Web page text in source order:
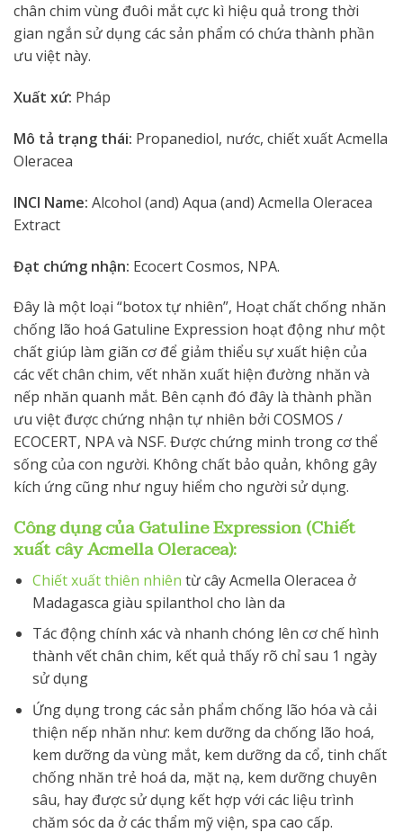
chân chim vùng đuôi mắt cực kì hiệu quả trong thời
gian ngắn sử dụng các sản phẩm có chứa thành phần
ưu việt này.
Xuất xứ: Pháp
Mô tả trạng thái: Propanediol, nước, chiết xuất Acmella
Oleracea
INCI Name: Alcohol (and) Aqua (and) Acmella Oleracea
Extract
Đạt chứng nhận: Ecocert Cosmos, NPA.
Đây là một loại “botox tự nhiên”, Hoạt chất chống nhăn
chống lão hoá Gatuline Expression hoạt động như một
chất giúp làm giãn cơ để giảm thiểu sự xuất hiện của
các vết chân chim, vết nhăn xuất hiện đường nhăn và
nếp nhăn quanh mắt. Bên cạnh đó đây là thành phần
ưu việt được chứng nhận tự nhiên bởi COSMOS /
ECOCERT, NPA và NSF. Được chứng minh trong cơ thể
sống của con người. Không chất bảo quản, không gây
kích ứng cũng như nguy hiểm cho người sử dụng.
Công dụng của Gatuline Expression (Chiết
xuất cây Acmella Oleracea):
Chiết xuất thiên nhiên từ cây Acmella Oleracea ở
Madagasca giàu spilanthol cho làn da
Tác động chính xác và nhanh chóng lên cơ chế hình
thành vết chân chim, kết quả thấy rõ chỉ sau 1 ngày
sử dụng
Ứng dụng trong các sản phẩm chống lão hóa và cải
thiện nếp nhăn như: kem dưỡng da chống lão hoá,
kem dưỡng da vùng mắt, kem dưỡng da cổ, tinh chất
chống nhăn trẻ hoá da, mặt nạ, kem dưỡng chuyên
sâu, hay được sử dụng kết hợp với các liệu trình
chăm sóc da ở các thẩm mỹ viện, spa cao cấp.